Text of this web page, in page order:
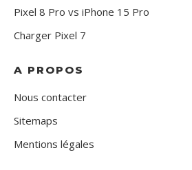
Pixel 8 Pro vs iPhone 15 Pro
Charger Pixel 7
A PROPOS
Nous contacter
Sitemaps
Mentions légales